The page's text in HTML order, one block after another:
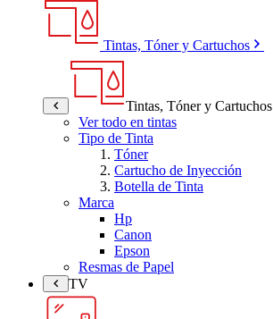
Tintas, Tóner y Cartuchos
Tintas, Tóner y Cartuchos
Ver todo en tintas
Tipo de Tinta
Tóner
Cartucho de Inyección
Botella de Tinta
Marca
Hp
Canon
Epson
Resmas de Papel
TV